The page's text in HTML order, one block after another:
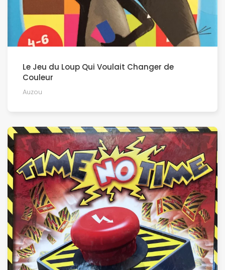
Le Jeu du Loup Qui Voulait Changer de
Couleur
Auzou